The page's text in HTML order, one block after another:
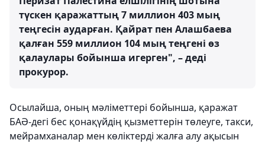
түскен қаражаттың 7 миллион 403 мың
теңгесін аударған. Қайрат пен Алашбаева
қалған 559 миллион 104 мың теңгені өз
қалаулары бойынша игерген", – деді
прокурор.
Осылайша, оның мәліметтері бойынша, қаражат
БАӘ-дегі бес қонақүйдің қызметтерін төлеуге, такси,
мейрамханалар мен көліктерді жалға алу ақысын